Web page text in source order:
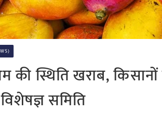
की स्थिति खराब,
समिति